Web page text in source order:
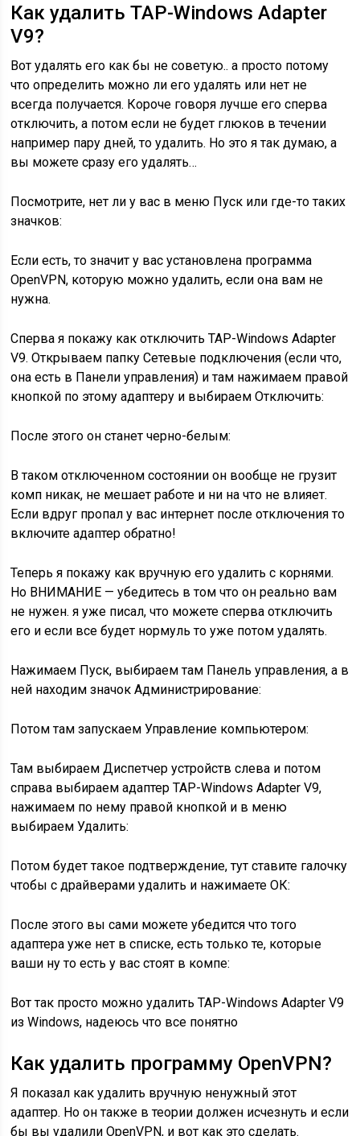
Как удалить TAP-Windows Adapter
V9?
Вот удалять его как бы не советую.. а просто потому
что определить можно ли его удалять или нет не
всегда получается. Короче говоря лучше его сперва
отключить, а потом если не будет глюков в течении
например пару дней, то удалить. Но это я так думаю, а
вы можете сразу его удалять…
Посмотрите, нет ли у вас в меню Пуск или где-то таких
значков:
Если есть, то значит у вас установлена программа
OpenVPN, которую можно удалить, если она вам не
нужна.
Сперва я покажу как отключить TAP-Windows Adapter
V9. Открываем папку Сетевые подключения (если что,
она есть в Панели управления) и там нажимаем правой
кнопкой по этому адаптеру и выбираем Отключить:
После этого он станет черно-белым:
В таком отключенном состоянии он вообще не грузит
комп никак, не мешает работе и ни на что не влияет.
Если вдруг пропал у вас интернет после отключения то
включите адаптер обратно!
Теперь я покажу как вручную его удалить с корнями.
Но ВНИМАНИЕ — убедитесь в том что он реально вам
не нужен. я уже писал, что можете сперва отключить
его и если все будет нормуль то уже потом удалять.
Нажимаем Пуск, выбираем там Панель управления, а в
ней находим значок Администрирование:
Потом там запускаем Управление компьютером:
Там выбираем Диспетчер устройств слева и потом
справа выбираем адаптер TAP-Windows Adapter V9,
нажимаем по нему правой кнопкой и в меню
выбираем Удалить:
Потом будет такое подтверждение, тут ставите галочку
чтобы с драйверами удалить и нажимаете ОК:
После этого вы сами можете убедится что того
адаптера уже нет в списке, есть только те, которые
ваши ну то есть у вас стоят в компе:
Вот так просто можно удалить TAP-Windows Adapter V9
из Windows, надеюсь что все понятно
Как удалить программу OpenVPN?
Я показал как удалить вручную ненужный этот
адаптер. Но он также в теории должен исчезнуть и если
бы вы удалили OpenVPN, и вот как это сделать.